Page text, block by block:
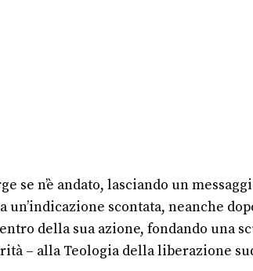
se n’è andato, lasciando un
un’indicazione scontata, neanche
della sua azione, fondando
– alla Teologia della liberazione